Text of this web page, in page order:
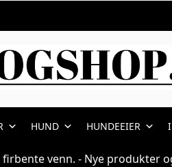
HUND HUNDEEIER
venn. - Nye produkter